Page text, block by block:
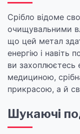
Срібло відоме
очищувальними
що цей метал
енергію і навіть
ви захоплюєтесь
медициною,
прикрасою, а й
Шукаючі